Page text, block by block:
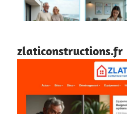
zlaticonstructions.fr